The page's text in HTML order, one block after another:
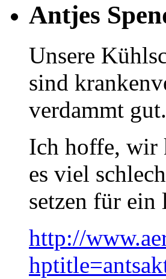
Antjes
Unsere
sind
verdammt gut.
Ich hoffe, wir
es viel
setzen für ein
http://